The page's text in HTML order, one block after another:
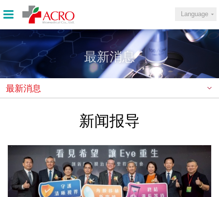
Language
最新消息
最新消息
新闻报导